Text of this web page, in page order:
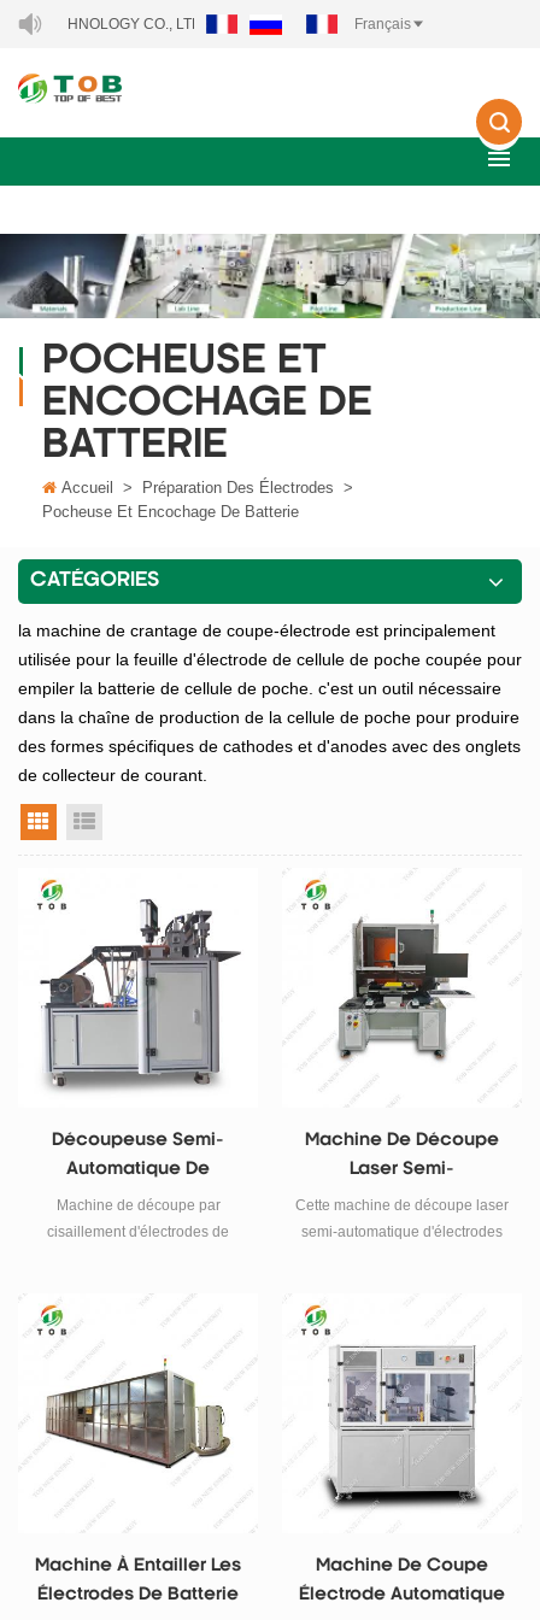
CO., LTD.. Français
POCHEUSE ET
ENCOCHAGE DE
BATTERIE
Accueil > Préparation Des Électrodes >
Pocheuse Et Encochage De Batterie
CATÉGORIES
la machine de crantage de coupe-électrode est principalement
utilisée pour la feuille d'électrode de cellule de poche coupée pour
empiler la batterie de cellule de poche. c'est un outil nécessaire
dans la chaîne de production de la cellule de poche pour produire
des formes spécifiques de cathodes et d'anodes avec des onglets
de collecteur de courant.
vue grille
Découpeuse Semi-
Automatique De
Cisaillement Pour La
Grande Coupe
Machine de découpe par
cisaillement d'électrodes de
Machine De Découpe
Laser Semi-
Automatique À
Électrodes
Cette machine de découpe laser
semi-automatique d'électrodes
découper la forme extérieure
des électrodes de batteries au
lithium.
Machine À Entailler Les
Électrodes De Batterie
Machine De Coupe
Électrode Automatique